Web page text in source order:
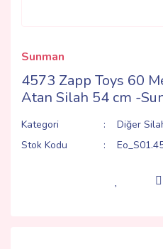
Sunman
4573 Zapp Toys 60
Atan Silah 54 cm -
Kategori
Diğer
Stok Kodu